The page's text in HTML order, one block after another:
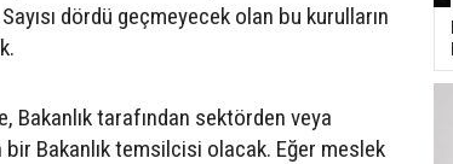
dördü geçmeyecek olan bu kurulların
Bakanlık tarafından sektörden veya
Bakanlık temsilcisi olacak. Eğer meslek